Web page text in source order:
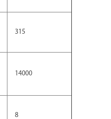
315
14000
8